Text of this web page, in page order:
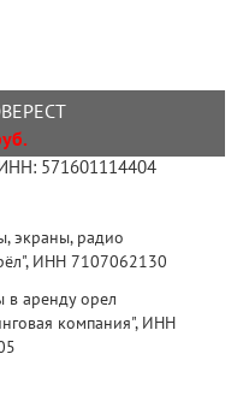
571601114404
ИНН 7107062130
компания", ИНН